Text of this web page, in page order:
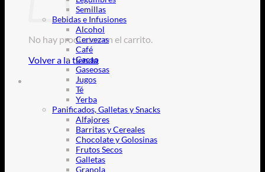
No hay productos en el carrito.
Volver a la tienda
Semillas
Bebidas e Infusiones
Alcohol
Cervezas
Café
Cacao
Gaseosas
Jugos
Té
Yerba
Panificados, Galletas y Snacks
Alfajores
Barritas y Cereales
Chocolate y Golosinas
Frutos Secos
Galletas
Granola